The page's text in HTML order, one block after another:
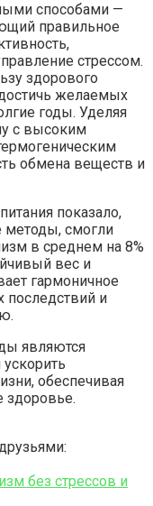
способами —
правильное
стрессом.
здорового
желаемых
годы. Уделяя
с высоким
обмена веществ и
показало,
смогли
в среднем на 8%
вес и
гармоничное
последствий и
являются
обеспечивая
здоровье.